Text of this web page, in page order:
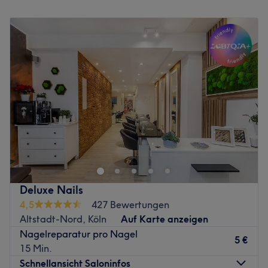
09:00
19:30
–19:30
Donnerstag
09:00–19:30
Freitag
09:00 –19:30
Samstag
09:00–19:30
Sonntag
Geschlossen
Inmitten von Köln-Ehrenfeld erwartet dich mit Kawaii
Nails eine wahre Oase für erstklassiges Nageldesign und
professionelle Pflege. Der Salon besticht durch ein
modernes Konzept, bei dem deine individuellen Wünsche
und die Gesundheit deiner Nägel stets im Mittelpunkt
stehen. Von trendigen Bio-Gelnägeln über
langanhaltenden Shellac bis hin zu kunstvollen
Verzierungen bietet dieser Spot alles, was dein Herz
begehrt, damit du dich rundum wohlfühlst. Die
entspannte Atmosphäre lädt dazu ein, den Alltag für
Deluxe Nails
4,5
427 Bewertungen
Altstadt-Nord, Köln
Auf Karte anzeigen
Nagelreparatur pro Nagel
15 Min.
5 €
Schnellansicht Saloninfos